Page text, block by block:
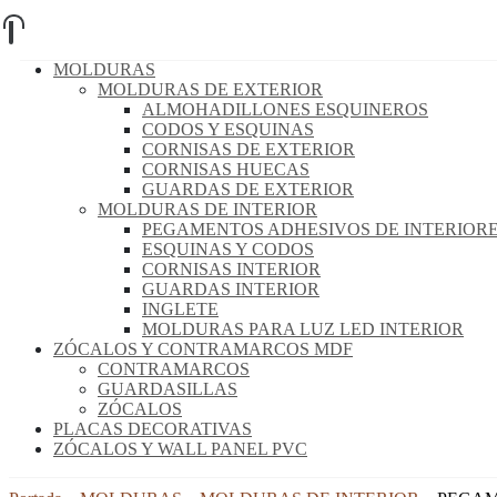
MOLDURAS
MOLDURAS DE EXTERIOR
ALMOHADILLONES ESQUINEROS
CODOS Y ESQUINAS
CORNISAS DE EXTERIOR
CORNISAS HUECAS
GUARDAS DE EXTERIOR
MOLDURAS DE INTERIOR
PEGAMENTOS ADHESIVOS DE
ESQUINAS Y CODOS
CORNISAS INTERIOR
GUARDAS INTERIOR
INGLETE
MOLDURAS PARA LUZ LED INTERIOR
ZÓCALOS Y CONTRAMARCOS MDF
CONTRAMARCOS
GUARDASILLAS
ZÓCALOS
PLACAS DECORATIVAS
ZÓCALOS Y WALL PANEL PVC